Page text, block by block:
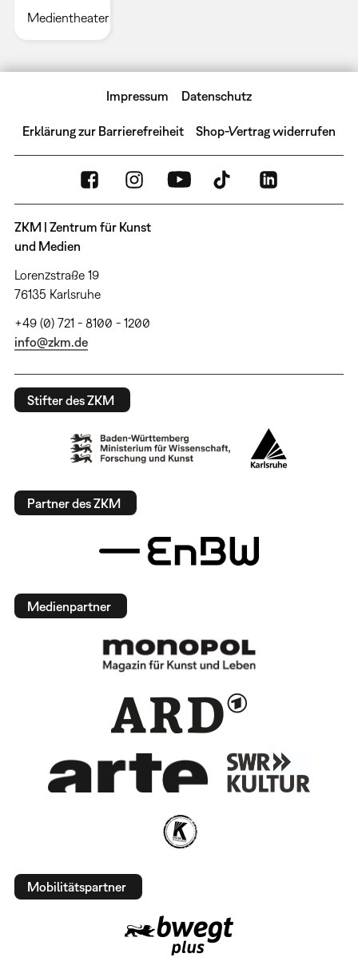
Medientheater
Impressum Datenschutz
Erklärung zur Barrierefreiheit Shop-Vertrag widerrufen
ZKM | Zentrum für Kunst
und Medien
Lorenzstraße 19
76135 Karlsruhe
+49 (0) 721 - 8100 - 1200
info@zkm.de
Stifter des ZKM
Partner des ZKM
Medienpartner
Mobilitätspartner